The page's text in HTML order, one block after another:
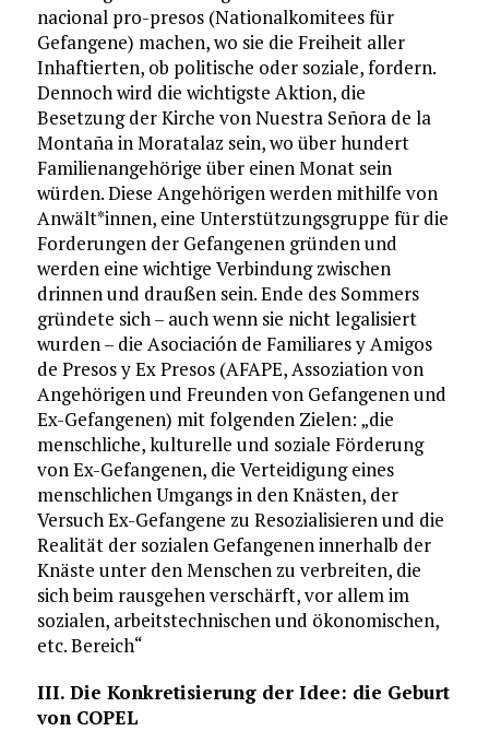
nacional pro-presos (Nationalkomitees für
Gefangene) machen, wo sie die Freiheit aller
Inhaftierten, ob politische oder soziale, fordern.
Dennoch wird die wichtigste Aktion, die
Besetzung der Kirche von Nuestra Señora de la
Montaña in Moratalaz sein, wo über hundert
Familienangehörige über einen Monat sein
würden. Diese Angehörigen werden mithilfe von
Anwält*innen, eine Unterstützungsgruppe für die
Forderungen der Gefangenen gründen und
werden eine wichtige Verbindung zwischen
drinnen und draußen sein. Ende des Sommers
gründete sich – auch wenn sie nicht legalisiert
wurden – die Asociación de Familiares y Amigos
de Presos y Ex Presos (AFAPE, Assoziation von
Angehörigen und Freunden von Gefangenen und
Ex-Gefangenen) mit folgenden Zielen: „die
menschliche, kulturelle und soziale Förderung
von Ex-Gefangenen, die Verteidigung eines
menschlichen Umgangs in den Knästen, der
Versuch Ex-Gefangene zu Resozialisieren und die
Realität der sozialen Gefangenen innerhalb der
Knäste unter den Menschen zu verbreiten, die
sich beim rausgehen verschärft, vor allem im
sozialen, arbeitstechnischen und ökonomischen,
etc. Bereich“
III. Die Konkretisierung der Idee: die Geburt
von COPEL